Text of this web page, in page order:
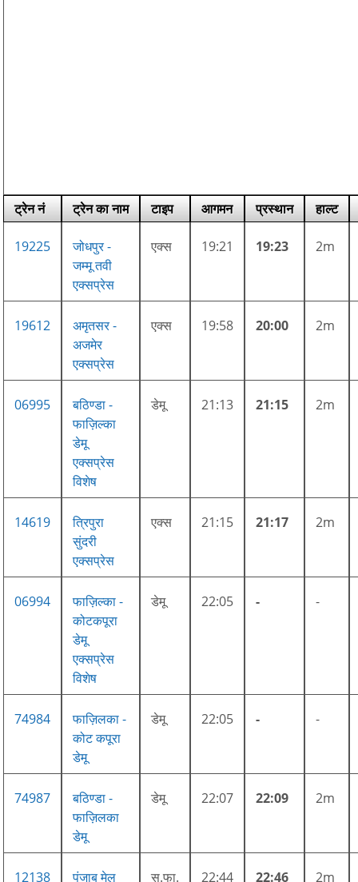
ट्रेन नं ट्रेन का नाम टाइप आगमन प्रस्थान हाल्ट
19225
जोधपुर -
जम्मू तवी
एक्सप्रेस
एक्स 19:21 19:23 2m
19612
अमृतसर -
अजमेर
एक्सप्रेस
एक्स 19:58 20:00 2m
06995
बठिण्डा -
फाज़िल्का
डेमू
एक्सप्रेस
विशेष
डेमू 21:13 21:15 2m
14619
त्रिपुरा
सुंदरी
एक्सप्रेस
एक्स 21:15 21:17 2m
06994
फाज़िल्का -
कोटकपूरा
डेमू
एक्सप्रेस
विशेष
डेमू 22:05 - -
74984
फाज़िलका -
कोट कपूरा
डेमू
डेमू 22:05 - -
74987
बठिण्डा -
फाज़िलका
डेमू
डेमू 22:07 22:09 2m
12138 पंजाब मेल सु.फा. 22:44 22:46 2m